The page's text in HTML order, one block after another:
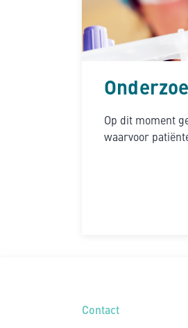
Op dit moment
waarvoor
Contact